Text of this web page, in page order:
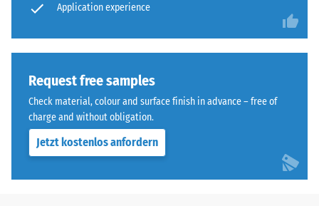
Application experience
Request free samples
Check material, colour and surface finish in advance – free of
charge and without obligation.
Jetzt kostenlos anfordern